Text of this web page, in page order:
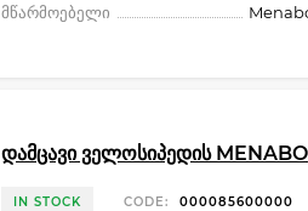
მწარმოებელი
დამცავი ველოსიპედის MENABO
IN STOCK CODE: 000085600000